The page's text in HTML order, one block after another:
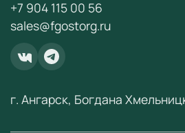
fgostorg.ru@yandex.ru
ООО «Учебный Стандарт» —
образовательного
+7 904 115 00 56
sales@fgostorg.ru
г. Ангарск, Богдана